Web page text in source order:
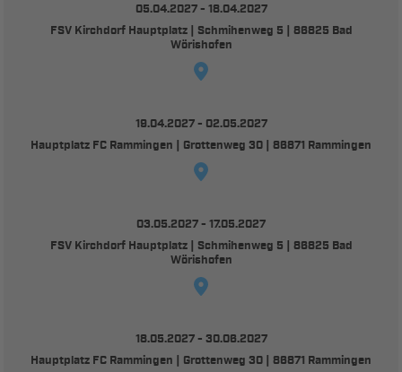
05.04.2027 - 18.04.2027
FSV Kirchdorf Hauptplatz | Schmihenweg 5 | 86825 Bad
Wörishofen
19.04.2027 - 02.05.2027
Hauptplatz FC Rammingen | Grottenweg 30 | 86871 Rammingen
03.05.2027 - 17.05.2027
FSV Kirchdorf Hauptplatz | Schmihenweg 5 | 86825 Bad
Wörishofen
18.05.2027 - 30.06.2027
Hauptplatz FC Rammingen | Grottenweg 30 | 86871 Rammingen